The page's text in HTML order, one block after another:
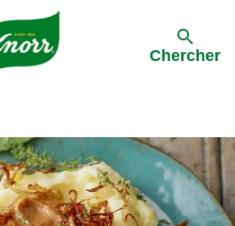
Chercher